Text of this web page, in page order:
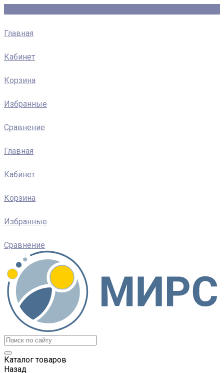
Главная
Кабинет
Корзина
Избранные
Сравнение
Главная
Кабинет
Корзина
Избранные
Сравнение
Каталог товаров
Назад